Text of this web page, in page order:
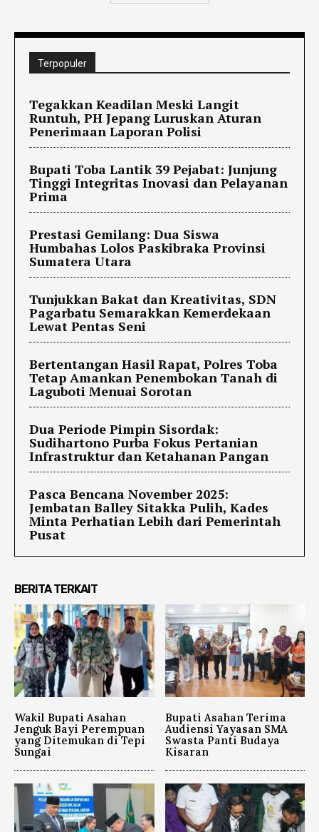
Terpopuler
Tegakkan Keadilan Meski Langit
Runtuh, PH Jepang Luruskan Aturan
Penerimaan Laporan Polisi
Bupati Toba Lantik 39 Pejabat: Junjung
Tinggi Integritas Inovasi dan Pelayanan
Prima
Prestasi Gemilang: Dua Siswa
Humbahas Lolos Paskibraka Provinsi
Sumatera Utara
Tunjukkan Bakat dan Kreativitas, SDN
Pagarbatu Semarakkan Kemerdekaan
Lewat Pentas Seni
Bertentangan Hasil Rapat, Polres Toba
Tetap Amankan Penembokan Tanah di
Laguboti Menuai Sorotan
Dua Periode Pimpin Sisordak:
Sudihartono Purba Fokus Pertanian
Infrastruktur dan Ketahanan Pangan
Pasca Bencana November 2025:
Jembatan Balley Sitakka Pulih, Kades
Minta Perhatian Lebih dari Pemerintah
Pusat
BERITA TERKAIT
Wakil Bupati Asahan
Jenguk Bayi Perempuan
yang Ditemukan di Tepi
Sungai
Bupati Asahan Terima
Audiensi Yayasan SMA
Swasta Panti Budaya
Kisaran